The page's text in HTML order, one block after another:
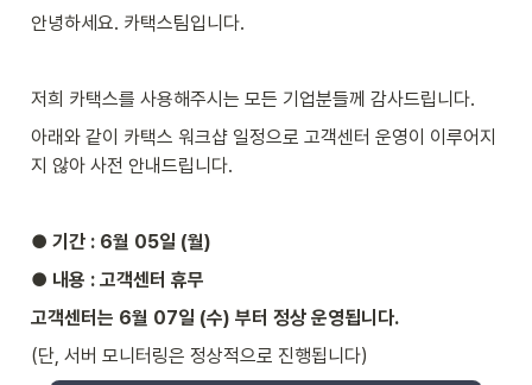
안녕하세요. 카택스팀입니다.
저희 카택스를 사용해주시는 모든 기업분들께 감사드립니다.
아래와 같이 카택스 워크샵 일정으로 고객센터 운영이 이루어지
지 않아 사전 안내드립니다.
● 기간 : 6월 05일 (월)
● 내용 : 고객센터 휴무
고객센터는 6월 07일 (수) 부터 정상 운영됩니다.
(단, 서버 모니터링은 정상적으로 진행됩니다)